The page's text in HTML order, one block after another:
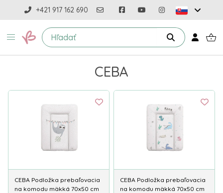
+421 917 162 690
CEBA
CEBA Podložka prebaľovacia
na komodu mäkká 70x50 cm
CEBA Podložka prebaľovacia
na komodu mäkká 70x50 cm